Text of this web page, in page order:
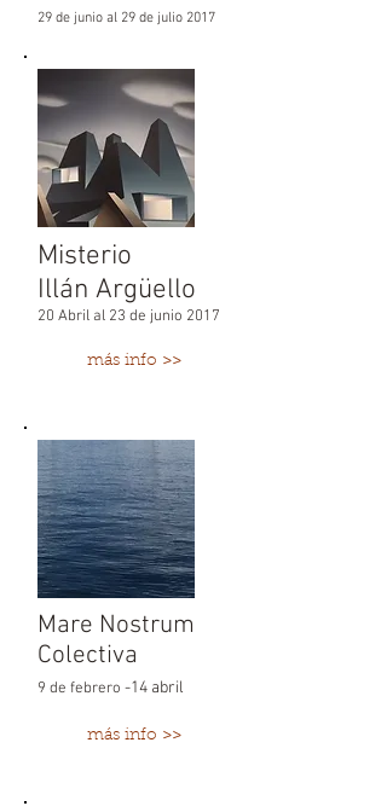
29 de junio al 29 de julio 2017
Misterio
Illán Argüello
20 Abril al 23 de junio 2017
más info >>
Mare Nostrum
Colectiva
9 de febrero -14 abril
más info >>